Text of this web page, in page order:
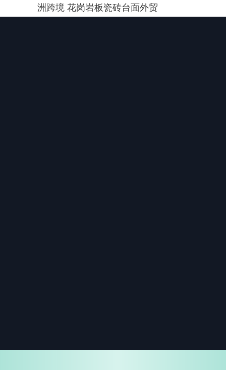
洲跨境 花岗岩板瓷砖台面外贸